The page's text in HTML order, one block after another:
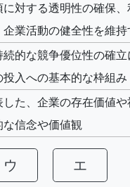
対する透明性の確保
業活動の健全性を維
的な競争優位性の確
入への基本的な枠組み
た、企業の存在価値
信念や価値観
ウ エ